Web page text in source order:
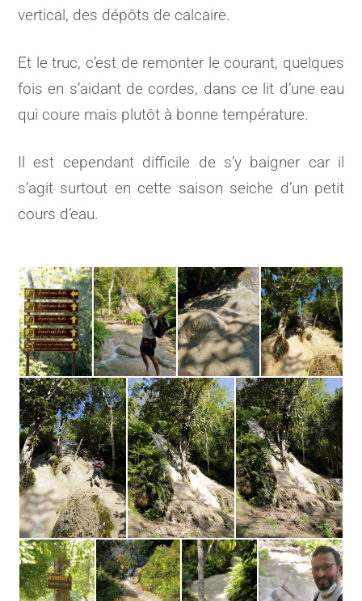
vertical, des dépôts de calcaire.
Et le truc, c’est de remonter le courant, quelques
fois en s’aidant de cordes, dans ce lit d’une eau
qui coure mais plutôt à bonne température.
Il est cependant difficile de s’y baigner car il
s’agit surtout en cette saison seiche d’un petit
cours d’eau.